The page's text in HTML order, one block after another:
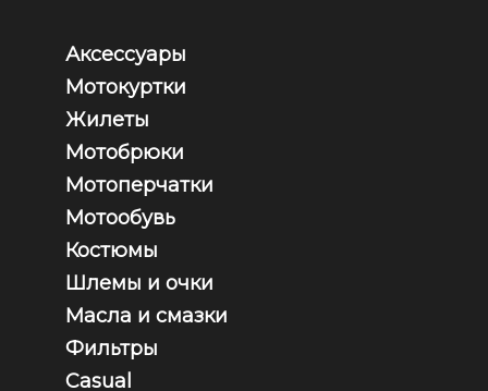
Аксессуары
Мотокуртки
Жилеты
Мотобрюки
Мотоперчатки
Мотообувь
Костюмы
Шлемы и очки
Масла и смазки
Фильтры
Casual